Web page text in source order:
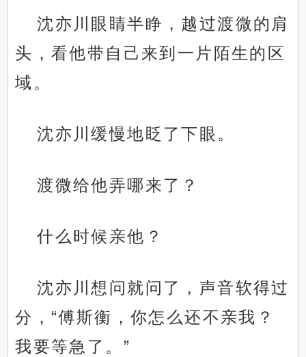
沈亦川眼睛半睁，越过渡微的肩
头，看他带自己来到一片陌生的区
域。
沈亦川缓慢地眨了下眼。
渡微给他弄哪来了？
什么时候亲他？
沈亦川想问就问了，声音软得过
分，“傅斯衡，你怎么还不亲我？
我要等急了。”